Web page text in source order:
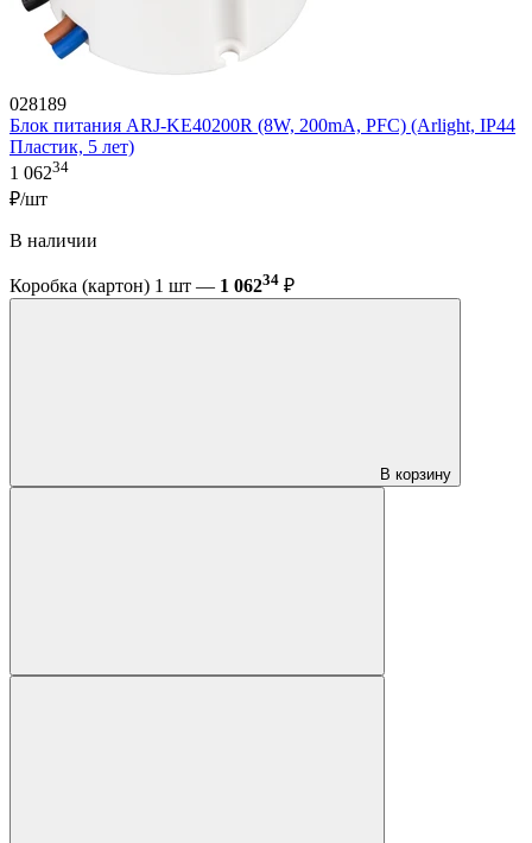
028189
Блок питания ARJ-KE40200R (8W, 200mA, PFC) (Arlight, IP44
Пластик, 5 лет)
1 06234
₽/шт
В наличии
Коробка (картон) 1 шт — 1 06234 ₽
В корзину